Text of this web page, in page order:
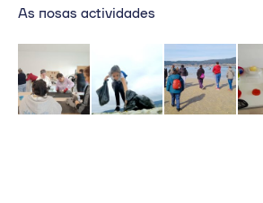
As nosas actividades